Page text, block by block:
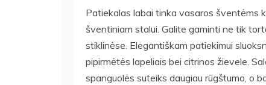
Patiekalas labai tinka vasaros šventėms
šventiniam stalui. Galite gaminti ne tik
stiklinėse. Elegantiškam patiekimui
pipirmėtės lapeliais bei citrinos žievele.
spanguolės suteiks daugiau rūgštumo, o